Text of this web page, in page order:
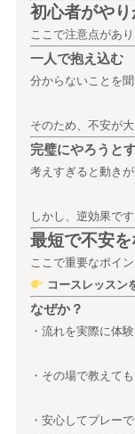
初心者がや
ここで注意点があり
一人で抱え込む
分からないことを聞
そのため、不安が大
完璧にやろうと
考えすぎると動きが
しかし、逆効果です
最短で不安
ここで重要なポイ
コースレッスン
なぜか？
・流れを実際に体
・その場で教えて
・安心してプレー